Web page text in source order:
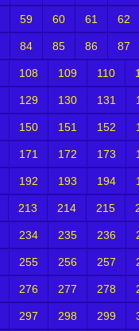
59 60 61 62
84 85 86 87
108 109 110
129 130 131
150 151 152
171 172 173
192 193 194
213 214 215
234 235 236
255 256 257
276 277 278
297 298 299